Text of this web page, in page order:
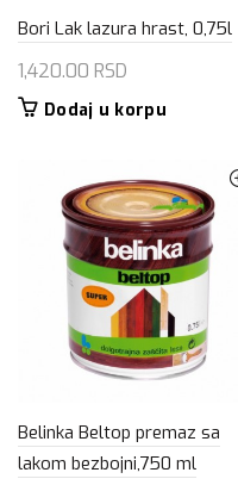
Bori Lak lazura hrast, 0,75l
1,420.00 RSD
Dodaj u korpu
Belinka Beltop premaz sa
lakom bezbojni,750 ml